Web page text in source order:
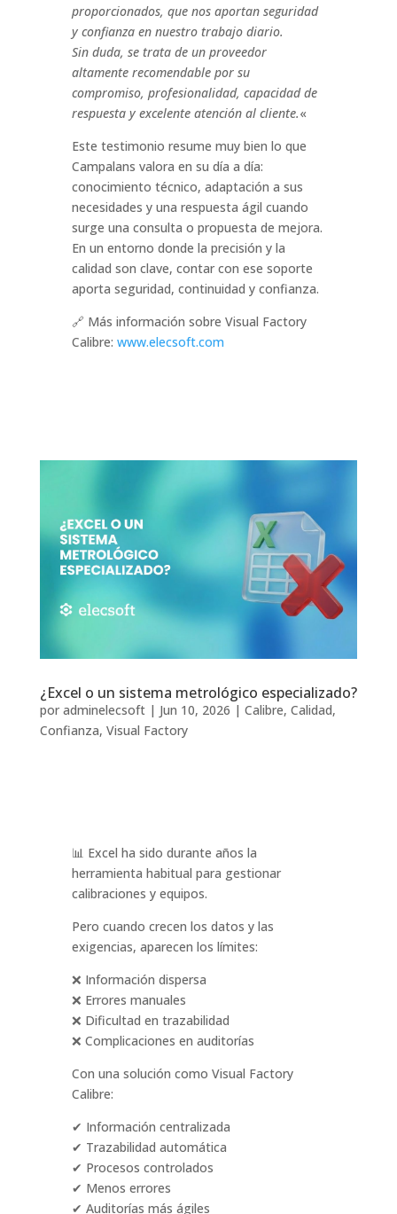
proporcionados, que nos aportan seguridad
y confianza en nuestro trabajo diario.
Sin duda, se trata de un proveedor
altamente recomendable por su
compromiso, profesionalidad, capacidad de
respuesta y excelente atención al cliente.«
Este testimonio resume muy bien lo que
Campalans valora en su día a día:
conocimiento técnico, adaptación a sus
necesidades y una respuesta ágil cuando
surge una consulta o propuesta de mejora.
En un entorno donde la precisión y la
calidad son clave, contar con ese soporte
aporta seguridad, continuidad y confianza.
🔗 Más información sobre Visual Factory
Calibre: www.elecsoft.com
¿Excel o un sistema metrológico especializado?
por adminelecsoft| Jun 10, 2026 | Calibre, Calidad,
Confianza, Visual Factory
📊 Excel ha sido durante años la
herramienta habitual para gestionar
calibraciones y equipos.
Pero cuando crecen los datos y las
exigencias, aparecen los límites:
❌ Información dispersa
❌ Errores manuales
❌ Dificultad en trazabilidad
❌ Complicaciones en auditorías
Con una solución como Visual Factory
Calibre:
✔ Información centralizada
✔ Trazabilidad automática
✔ Procesos controlados
✔ Menos errores
✔ Auditorías más ágiles